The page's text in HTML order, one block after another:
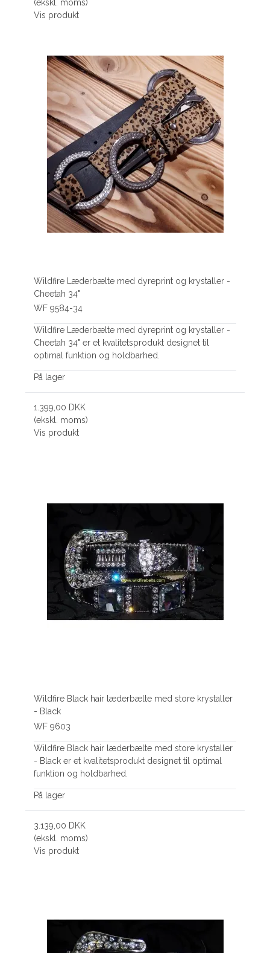
(ekskl. moms)
Vis produkt
Wildfire Læderbælte med dyreprint og krystaller -
Cheetah 34"
WF 9584-34
Wildfire Læderbælte med dyreprint og krystaller -
Cheetah 34" er et kvalitetsprodukt designet til
optimal funktion og holdbarhed.
På lager
1.399,00 DKK
(ekskl. moms)
Vis produkt
Wildfire Black hair læderbælte med store krystaller
- Black
WF 9603
Wildfire Black hair læderbælte med store krystaller
- Black er et kvalitetsprodukt designet til optimal
funktion og holdbarhed.
På lager
3.139,00 DKK
(ekskl. moms)
Vis produkt